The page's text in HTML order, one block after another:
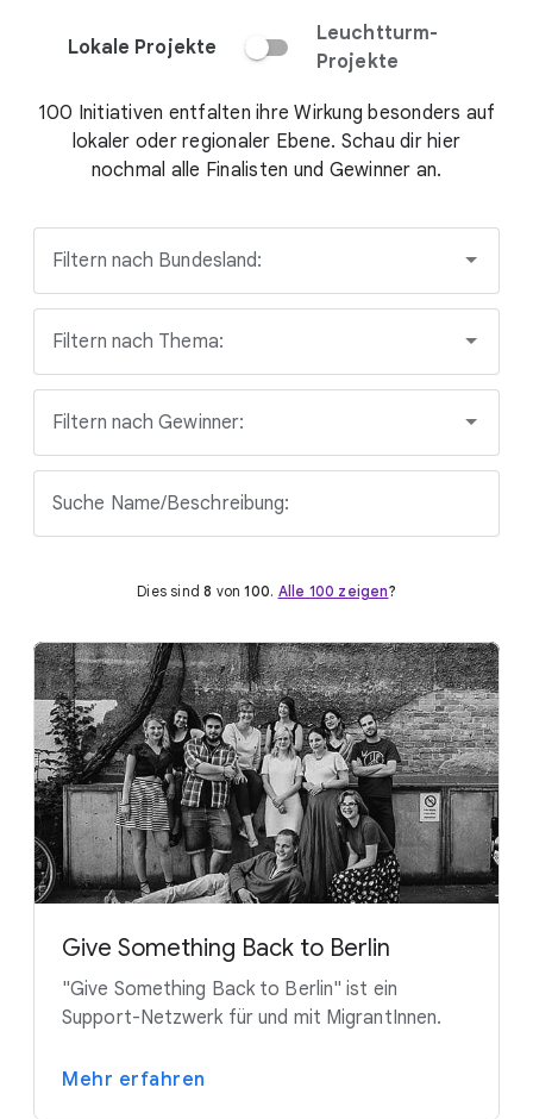
Lokale Projekte
Leuchtturm-
Projekte
100 Initiativen entfalten ihre Wirkung besonders auf
lokaler oder regionaler Ebene. Schau dir hier
nochmal alle Finalisten und Gewinner an.
Filtern nach Bundesland:
Filtern nach Thema:
Filtern nach Gewinner:
Suche Name/Beschreibung:
Dies sind8 von100. Alle 100 zeigen?
Give Something Back to Berlin
"Give Something Back to Berlin" ist ein
Support-Netzwerk für und mit MigrantInnen.
Mehr erfahren